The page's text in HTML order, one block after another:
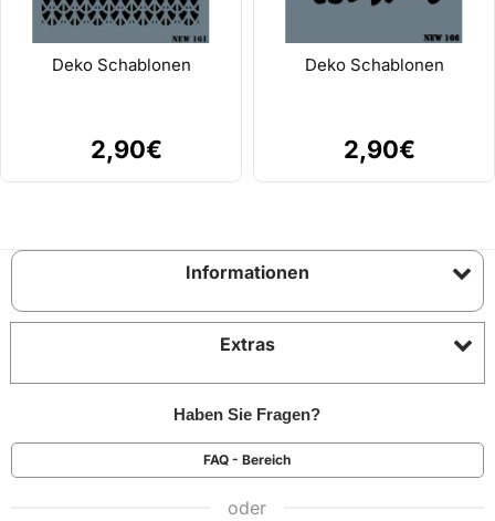
Deko Schablonen
2,90€
Deko Schablonen
2,90€
Informationen
Extras
Haben Sie Fragen?
FAQ - Bereich
oder